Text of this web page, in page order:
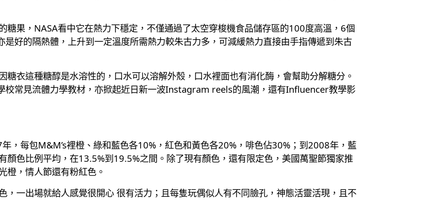
糖果，NASA看中它在熱力下穩定，不僅通過了太空穿梭機食品儲存區的100度高溫，6個
好的隔熱體，上升到一定溫度所需熱力較朱古力多，可減緩熱力直接由手指傳遞到朱古
糖衣這種糖醇是水溶性的，口水可以溶解外殼，口水裡面也有消化酶，會幫助分解糖分。
校常見流體力學教材，亦掀起近日新一波Instagram reels的風潮，還有Influencer教學影
，每包M&M’s裡橙、綠和藍色各10%，紅色和黃色各20%，啡色佔30%；到2008年，藍
顏色比例平均，在13.5%到19.5%之間。除了現有顏色，還有限定色，美國萬聖節獨家推
橙，情人節還有粉紅色。
，一出場就給人感覺很開心 很有活力；且每隻玩偶似人有不同臉孔，神態活靈活現，且不